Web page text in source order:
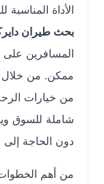
الأداة المناسبة
بحث طيران دايركت
المسافرين على
ممكن. من خلال
من خيارات الرحلات
شاملة للسوق
دون الحاجة إلى
من أهم الخطوات